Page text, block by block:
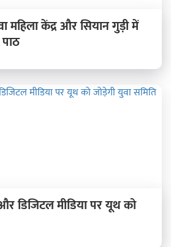
महिला केंद्र और सियान गुड़ी में
डिजिटल मीडिया पर यूथ को